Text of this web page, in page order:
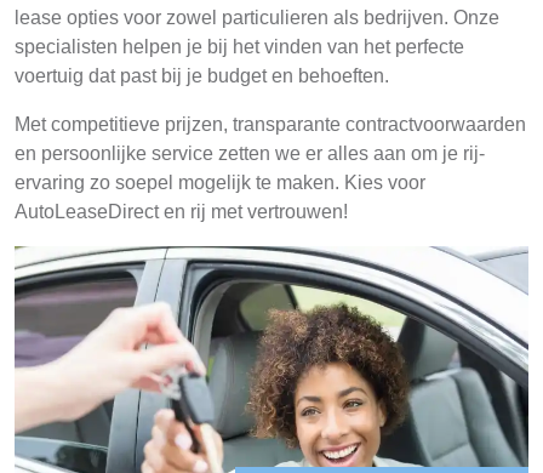
lease opties voor zowel particulieren als bedrijven. Onze
specialisten helpen je bij het vinden van het perfecte
voertuig dat past bij je budget en behoeften.
Met competitieve prijzen, transparante contractvoorwaarden
en persoonlijke service zetten we er alles aan om je rij-
ervaring zo soepel mogelijk te maken. Kies voor
AutoLeaseDirect en rij met vertrouwen!